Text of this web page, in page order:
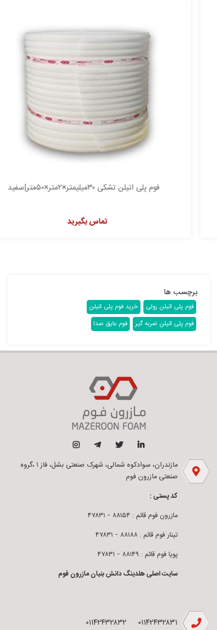
فوم پلی اتیلن تشکی ۳۰میلیمتر×۲متر×۵۰متر|سفید
تماس بگیرید
برچسب ها
فوم پلی اتیلن رولی
خرید فوم پلی اتیلن
فوم پلی اتیلن ضربه گیر
فوم عایق صدا
مازندران، سوادکوه شمالی، شهرک صنعتی بشل، فاز ۱ ،گروه
صنعتی مازرون فوم
کد پستی :
مازرون فوم قائم : ۸۸۱۵۴ – ۴۷۸۳۱
تینار فوم قائم : ۸۸۱۸۸ – ۴۷۸۳۱
پویا فوم قائم : ۸۸۱۴۹ – ۴۷۸۳۱
سایت اصلی هلدینگ دانش بنیان مازرون فوم
۰۱۱۴۲۴۳۲۸۳۱ ۰۱۱۴۲۴۳۲۸۳۲